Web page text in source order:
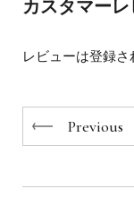
カスタマーレ
レビューは登録さ
Previous